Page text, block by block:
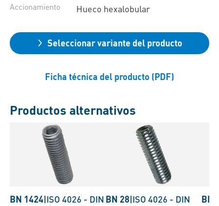
Accionamiento Hueco hexalobular
Seleccionar variante del producto
Ficha técnica del producto (PDF)
Productos alternativos
BN 1424|ISO 4026 - DIN BN 28|ISO 4026 - DIN
BN